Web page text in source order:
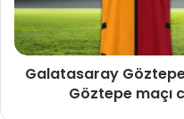
i
l
e
s
a
r
Galatasaray
Göztepe maçı